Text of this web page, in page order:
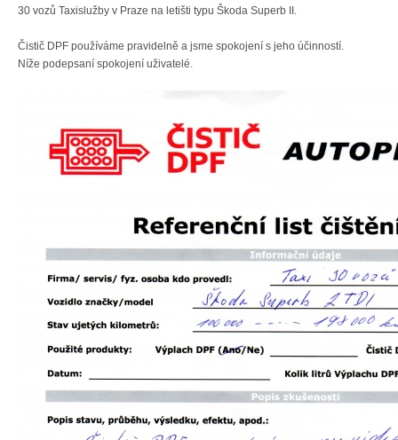
30 vozů Taxislužby v Praze na letišti typu Škoda Superb II.
Čistič DPF používáme pravidelně a jsme spokojení s jeho účinností.
Níže podepsaní spokojení uživatelé.